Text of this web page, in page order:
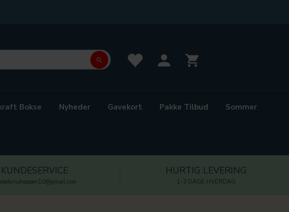
Bokse Nyheder Gavekort Pakke Tilbud Sommer
KUNDESERVICE HURTIG LEVERING
1-3 DAGE HVERDAG